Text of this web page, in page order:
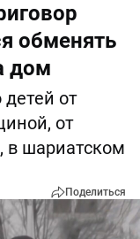
обменять
дом
детей от
от
в шариатском
Поделиться